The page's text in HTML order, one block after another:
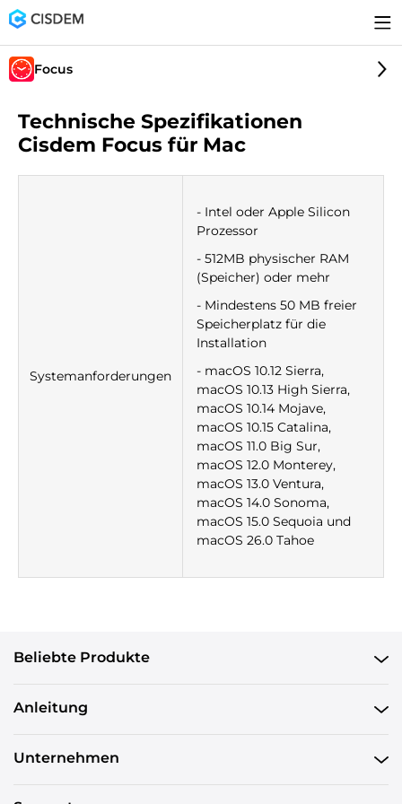
Focus
Technische Spezifikationen
Cisdem Focus für Mac
Systemanforderungen
- Intel oder Apple Silicon
Prozessor
- 512MB physischer RAM
(Speicher) oder mehr
- Mindestens 50 MB freier
Speicherplatz für die
Installation
- macOS 10.12 Sierra,
macOS 10.13 High Sierra,
macOS 10.14 Mojave,
macOS 10.15 Catalina,
macOS 11.0 Big Sur,
macOS 12.0 Monterey,
macOS 13.0 Ventura,
macOS 14.0 Sonoma,
macOS 15.0 Sequoia und
macOS 26.0 Tahoe
Beliebte Produkte
Anleitung
Unternehmen